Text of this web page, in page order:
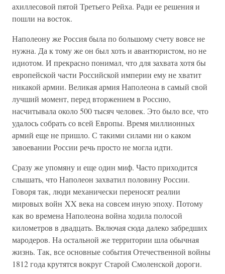
ахиллесовой пятой Третьего Рейха. Ради ее решения и
пошли на восток.
Наполеону же Россия была по большому счету вовсе не
нужна. Да к тому же он был хоть и авантюристом, но не
идиотом. И прекрасно понимал, что для захвата хотя бы
европейской части Российской империи ему не хватит
никакой армии. Великая армия Наполеона в самый свой
лучший момент, перед вторжением в Россию,
насчитывала около 500 тысяч человек. Это было все, что
удалось собрать со всей Европы. Время миллионных
армий еще не пришло. С такими силами ни о каком
завоевании России речь просто не могла идти.
Сразу же упомяну и еще один миф. Часто приходится
слышать, что Наполеон захватил половину России.
Говоря так, люди механически переносят реалии
мировых войн XX века на совсем иную эпоху. Потому
как во времена Наполеона война ходила полосой
километров в двадцать. Включая сюда далеко забредших
мародеров. На остальной же территории шла обычная
жизнь. Так, все основные события Отечественной войны
1812 года крутятся вокруг Старой Смоленской дороги.